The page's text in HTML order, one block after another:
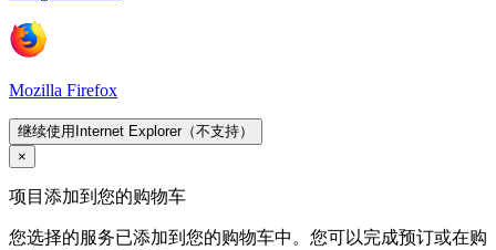
Mozilla Firefox
继续使用Internet Explorer（不支持）
×
项目添加到您的购物车
您选择的服务已添加到您的购物车中。您可以完成预订或在购